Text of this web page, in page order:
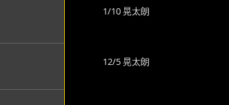
1/10 晃太朗
12/5 晃太朗